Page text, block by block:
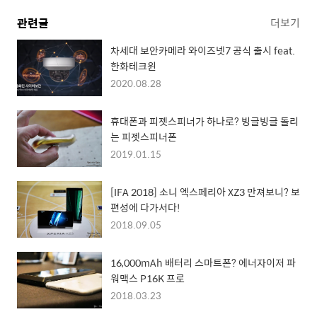
관련글 더보기
차세대 보안카메라 와이즈넷7 공식 출시 feat.
한화테크윈
2020.08.28
휴대폰과 피젯스피너가 하나로? 빙글빙글 돌리
는 피젯스피너폰
2019.01.15
[IFA 2018] 소니 엑스페리아 XZ3 만져보니? 보
편성에 다가서다!
2018.09.05
16,000mAh 배터리 스마트폰? 에너자이저 파
워맥스 P16K 프로
2018.03.23